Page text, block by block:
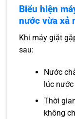
Biểu hiện
nước vừa xả
Khi máy giặt
sau:
Nước
lúc
Thời
không